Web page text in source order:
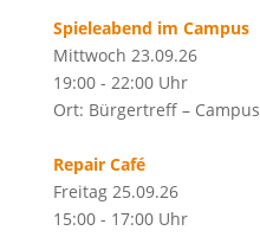
Spieleabend im Campus
Mittwoch 23.09.26
19:00 - 22:00 Uhr
Ort: Bürgertreff – Campus
Repair Café
Freitag 25.09.26
15:00 - 17:00 Uhr